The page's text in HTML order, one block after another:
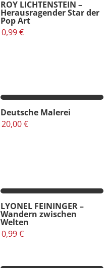
ROY LICHTENSTEIN –
Herausragender Star der
Pop Art
0,99€
Deutsche Malerei
20,00€
LYONEL FEININGER –
Wandern zwischen
Welten
0,99€